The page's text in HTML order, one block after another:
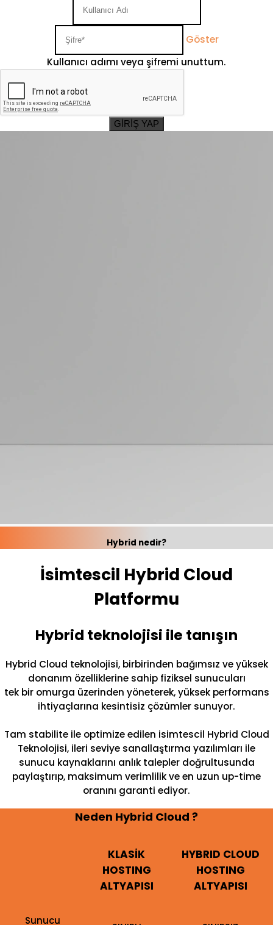
Göster
Kullanıcı adımı veya şifremi unuttum.
GİRİŞ YAP
Hybrid nedir?
İsimtescil Hybrid Cloud
Platformu
Hybrid teknolojisi ile tanışın
Hybrid Cloud teknolojisi, birbirinden bağımsız ve yüksek
donanım özelliklerine sahip fiziksel sunucuları
tek bir omurga üzerinden yöneterek, yüksek performans
ihtiyaçlarına kesintisiz çözümler sunuyor.
Tam stabilite ile optimize edilen isimtescil Hybrid Cloud
Teknolojisi, ileri seviye sanallaştırma yazılımları ile
sunucu kaynaklarını anlık talepler doğrultusunda
paylaştırıp, maksimum verimlilik ve en uzun up-time
oranını garanti ediyor.
Neden Hybrid Cloud ?
KLASİK
HOSTING
ALTYAPISI
HYBRID CLOUD
HOSTING
ALTYAPISI
Sunucu